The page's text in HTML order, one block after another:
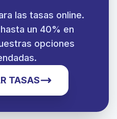
las tasas online.
un 40% en
opciones
TASAS